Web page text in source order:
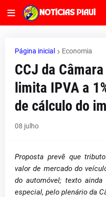
Página inicial Economia
CCJ da
limita IPVA a
de cálculo do
08 julho
Proposta prevê que
valor de mercado do
do automóvel; texto
especial, pelo plenário da